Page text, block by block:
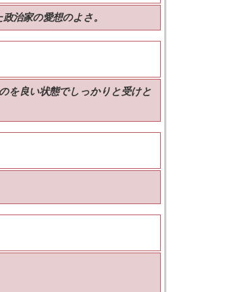
治家の愛想のよさ。
を良い状態でしっかりと受けと